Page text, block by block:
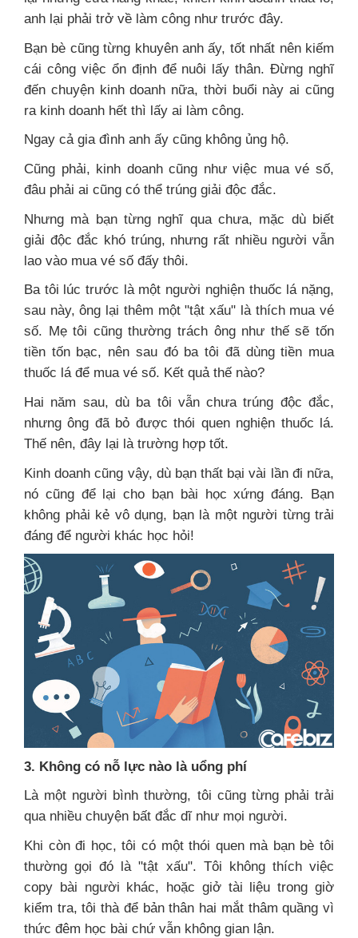
anh lại phải trở về làm công như trước đây.
Bạn bè cũng từng khuyên anh ấy, tốt nhất nên kiếm
cái công việc ổn định để nuôi lấy thân. Đừng nghĩ
đến chuyện kinh doanh nữa, thời buổi này ai cũng
ra kinh doanh hết thì lấy ai làm công.
Ngay cả gia đình anh ấy cũng không ủng hộ.
Cũng phải, kinh doanh cũng như việc mua vé số,
đâu phải ai cũng có thể trúng giải độc đắc.
Nhưng mà bạn từng nghĩ qua chưa, mặc dù biết
giải độc đắc khó trúng, nhưng rất nhiều người vẫn
lao vào mua vé số đấy thôi.
Ba tôi lúc trước là một người nghiện thuốc lá nặng,
sau này, ông lại thêm một "tật xấu" là thích mua vé
số. Mẹ tôi cũng thường trách ông như thế sẽ tốn
tiền tốn bạc, nên sau đó ba tôi đã dùng tiền mua
thuốc lá để mua vé số. Kết quả thế nào?
Hai năm sau, dù ba tôi vẫn chưa trúng độc đắc,
nhưng ông đã bỏ được thói quen nghiện thuốc lá.
Thế nên, đây lại là trường hợp tốt.
Kinh doanh cũng vậy, dù bạn thất bại vài lần đi nữa,
nó cũng để lại cho bạn bài học xứng đáng. Bạn
không phải kẻ vô dụng, bạn là một người từng trải
đáng để người khác học hỏi!
3. Không có nỗ lực nào là uổng phí
Là một người bình thường, tôi cũng từng phải trải
qua nhiều chuyện bất đắc dĩ như mọi người.
Khi còn đi học, tôi có một thói quen mà bạn bè tôi
thường gọi đó là "tật xấu". Tôi không thích việc
copy bài người khác, hoặc giở tài liệu trong giờ
kiểm tra, tôi thà để bản thân hai mắt thâm quầng vì
thức đêm học bài chứ vẫn không gian lận.